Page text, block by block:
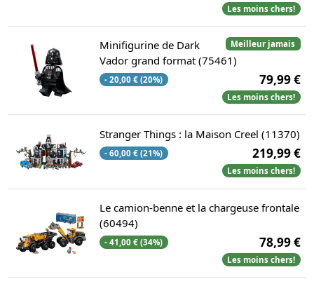
Les moins chers!
Meilleur jamais
Minifigurine de Dark
Vador grand format (75461)
- 20,00 € (20%) 79,99 €
Les moins chers!
Stranger Things : la Maison Creel (11370)
- 60,00 € (21%) 219,99 €
Les moins chers!
Le camion-benne et la chargeuse frontale
(60494)
- 41,00 € (34%) 78,99 €
Les moins chers!